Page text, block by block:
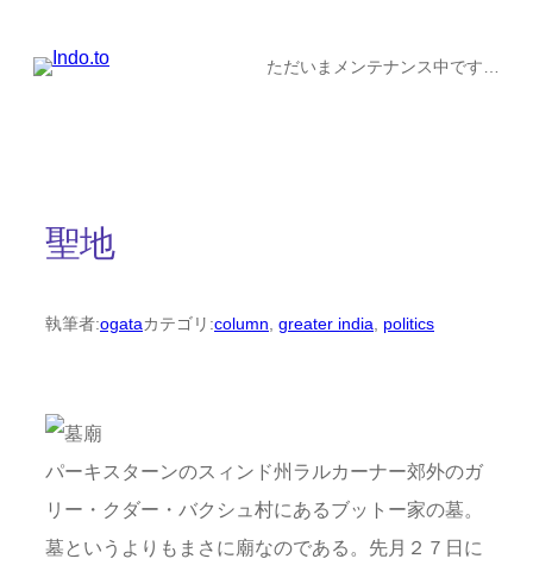
ただいまメンテナンス中です…
聖地
執筆者:ogataカテゴリ:column, greater india, politics
パーキスターンのスィンド州ラルカーナー郊外のガ
リー・クダー・バクシュ村にあるブットー家の墓。
墓というよりもまさに廟なのである。先月２７日に